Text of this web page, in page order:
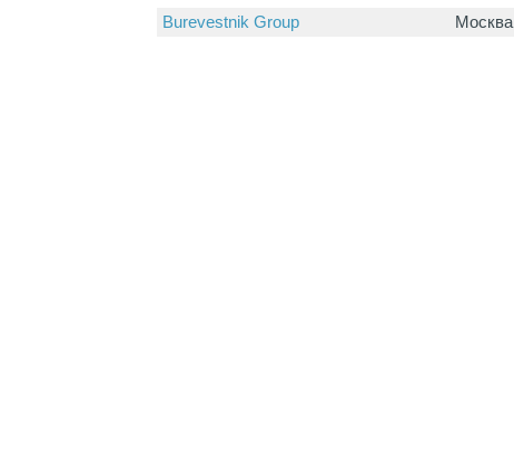
Burevestnik Group Москва